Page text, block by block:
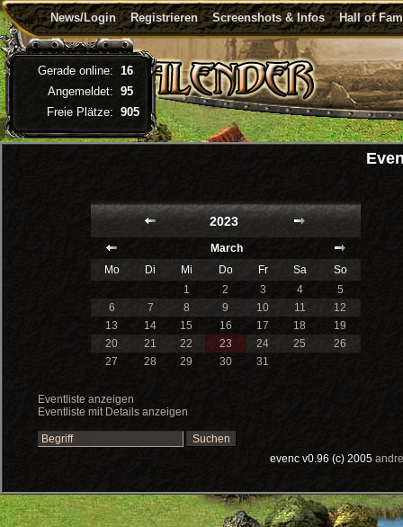
News/Login Registrieren Screenshots & Infos Hall of
2023
March
Mo
Di Mi Do Fr Sa
So
1
2 3 4
5
6
7 8 9 10 11
12
13
14 15 16 17 18
19
20
21 22 23 24 25
26
27
28 29 30 31
Eventliste anzeigen
Eventliste mit Details anzeigen
evenc v0.96 (c) 2005
Gerade online: 16
Angemeldet: 95
Freie Plätze: 905